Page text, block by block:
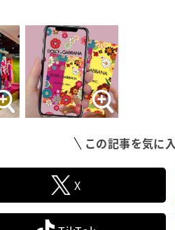
この記事を気に
X